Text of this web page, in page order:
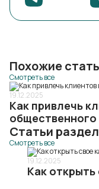
Похожие
Смотреть все
19.12.2025
Как привлечь
общественного
Статьи
Смотреть все
19.12.2025
Как